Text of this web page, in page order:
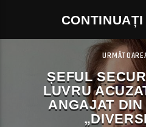
ȘEFUL
LUVRU
ANGAJAT